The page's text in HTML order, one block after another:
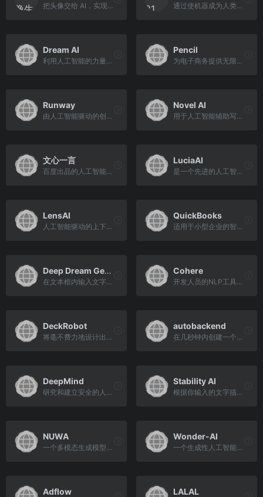
把头像交给 AI，实现你的卡通梦 通过使机器成为人类的思想伙...
Dream AI
利用人工智能的力量创造美丽...
Pencil
为电子商务提供无限的广告创意
Runway
由人工智能驱动的创意工具
Novel AI
用于人工智能辅助写作、讲故...
文心一言
百度出品的人工智能语言模型
LuciaAI
是一个先进的人工智能写作助手
LensAI
人工智能驱动的上下文计算机...
QuickBooks
适用于小型企业的智能、简单...
Deep Dream Generator
在文本框内输入文字内容，选...
Cohere
开发人员的NLP工具包和语言模型
DeckRobot
将毫不费力地设计出数百张幻灯片
autobackend
在几秒钟内创建一个后端
DeepMind
研究和建立安全的人工智能系统
Stability AI
根据你输入的文字描述，生成...
NUWA
一个多模态生成模型，旨在从给定的文本、图像或视频输入中生成高质量的图像和视频
Wonder-AI
一个生成性人工智能系统，专门生成奇幻生物和环境的图像
Adflow LALAL